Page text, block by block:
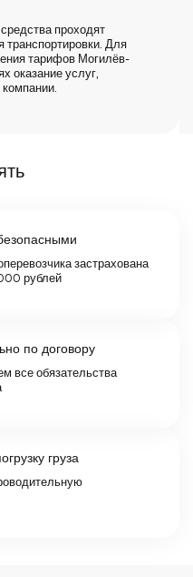
проходят
транспортировки. Для
тарифов Могилёв-
оказание услуг,
застрахована
рублей
по договору
все обязательства
груза